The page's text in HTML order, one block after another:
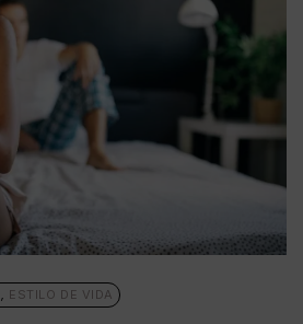
, ESTILO DE VIDA